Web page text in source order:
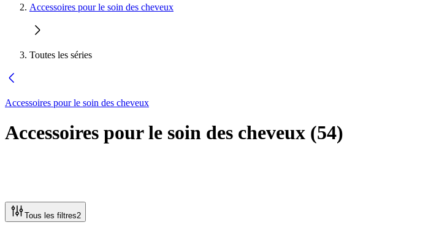
Accessoires pour le soin des cheveux
Toutes les séries
Accessoires pour le soin des cheveux
Accessoires pour le soin des cheveux (54)
Tous les filtres2